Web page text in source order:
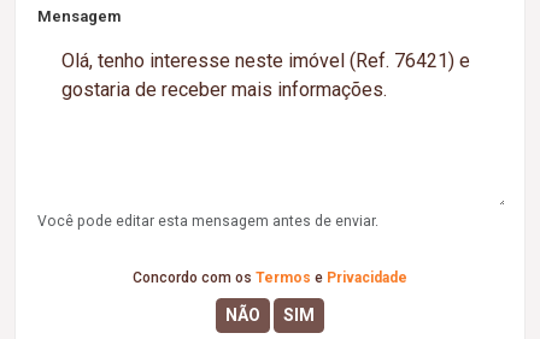
Mensagem
Você pode editar esta mensagem antes de enviar.
Concordo com os Termos e Privacidade